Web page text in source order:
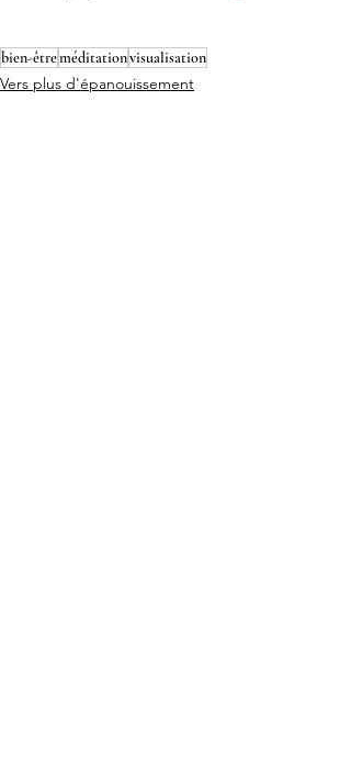
bien-êtreméditationvisualisation
Vers plus d'épanouissement